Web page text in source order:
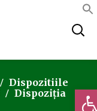
Dispozitiile
Dispoziția